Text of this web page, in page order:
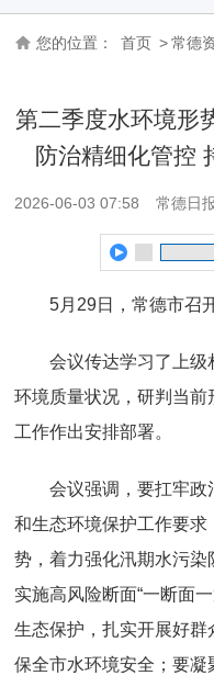
您的位置： 首页 > 常德
第二季度水环境形
防治精细化管控
2026-06-03 07:58 常德日
5月29日，常德市召
会议传达学习了上
环境质量状况，研判当
工作作出安排部署。
会议强调，要扛牢
和生态环境保护工作要
势，着力强化汛期水污
实施高风险断面“一断面
生态保护，扎实开展好
保全市水环境安全；要